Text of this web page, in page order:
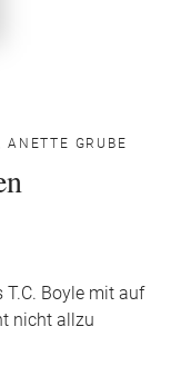
,ANETTE GRUBE
T.C. Boyle mit auf
nicht allzu